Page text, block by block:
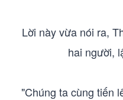
Lời này vừa nói ra,
hai người,
"Chúng ta cùng tiến